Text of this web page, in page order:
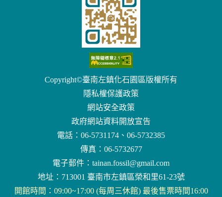
Copyright©臺南左鎮化石園區版權所有
隱私權保護政策
網站安全政策
政府網站資料開放宣告
電話：06-5731174、06-5732385
傳真：06-5732677
電子郵件： tainan.fossil@gmail.com
地址：713001 臺南市左鎮區榮和里61-23號
開館時間：09:00~17:00 (每周三休館) 最後售票時間16:00